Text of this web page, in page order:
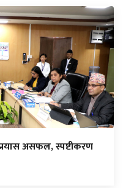
प्रयास असफल, स्पष्टीकरण